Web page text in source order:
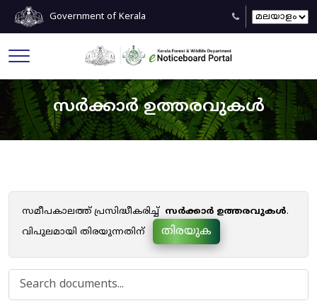
Government of Kerala
സർക്കാർ ഉത്തരവുകൾ
സമീപകാലത്ത് പ്രസിദ്ധീകരിച്ച് സർക്കാർ ഉത്തരവുകൾ.
വിപുലമായി തിരയുന്നതിന്
തിരയുക